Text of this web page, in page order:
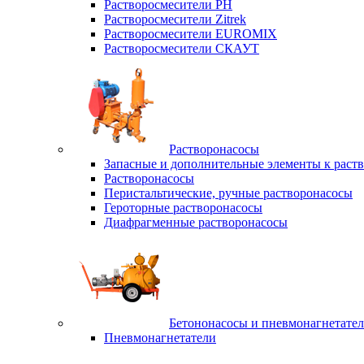
Растворосмесители РН
Растворосмесители Zitrek
Растворосмесители EUROMIX
Растворосмесители СКАУТ
Растворонасосы
Запасные и дополнительные элементы к
Растворонасосы
Перистальтические, ручные растворонасосы
Героторные растворонасосы
Диафрагменные растворонасосы
Бетононасосы и
Пневмонагнетатели